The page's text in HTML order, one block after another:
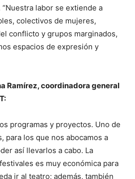
labor se extiende a
colectivos de mujeres,
conflicto y grupos marginados,
espacios de expresión y
Ramírez, coordinadora general
programas y proyectos. Uno de
para los que nos abocamos a
así llevarlos a cabo. La
es muy económica para
ir al teatro; además, también